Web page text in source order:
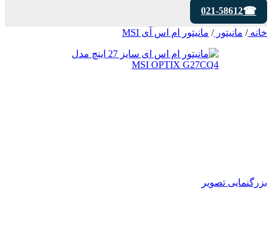
021-58612
خانه/ مانیتور/ مانیتور ام اس آی MSI
بزرگنمایی تصویر